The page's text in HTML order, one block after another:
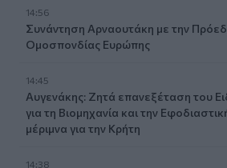
14:56
Συνάντηση Αρναουτάκη με την
Ομοσπονδίας Ευρώπης
14:45
Αυγενάκης: Ζητά επανεξέταση του
για τη Βιομηχανία και την
μέριμνα για την Κρήτη
14:38